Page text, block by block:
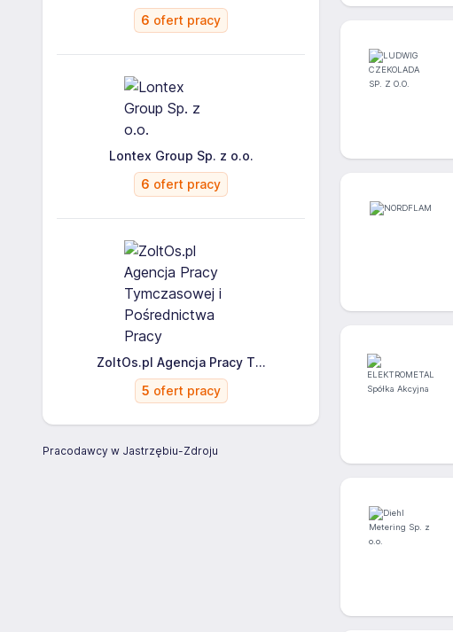
6 ofert pracy
Lontex Group Sp. z o.o.
6 ofert pracy
ZoltOs.pl Agencja Pracy T...
5 ofert pracy
Pracodawcy w Jastrzębiu-Zdroju